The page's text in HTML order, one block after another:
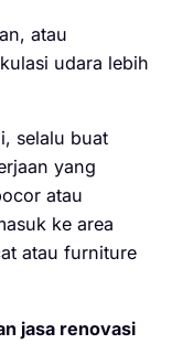
atau
udara lebih
selalu buat
yang
atau
ke area
atau furniture
jasa renovasi